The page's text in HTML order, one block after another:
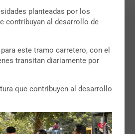
planteadas por los
contribuyan al desarrollo de
este tramo carretero, con el
transitan diariamente por
que contribuyen al desarrollo